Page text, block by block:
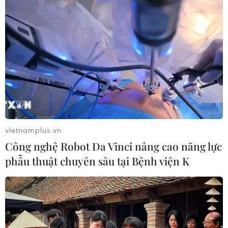
Theo dõi VietnamPlus
TIN LIÊN QUAN
vietnamplus.vn
Công nghệ Robot Da Vinci nâng cao năng lực
phẫu thuật chuyên sâu tại Bệnh viện K